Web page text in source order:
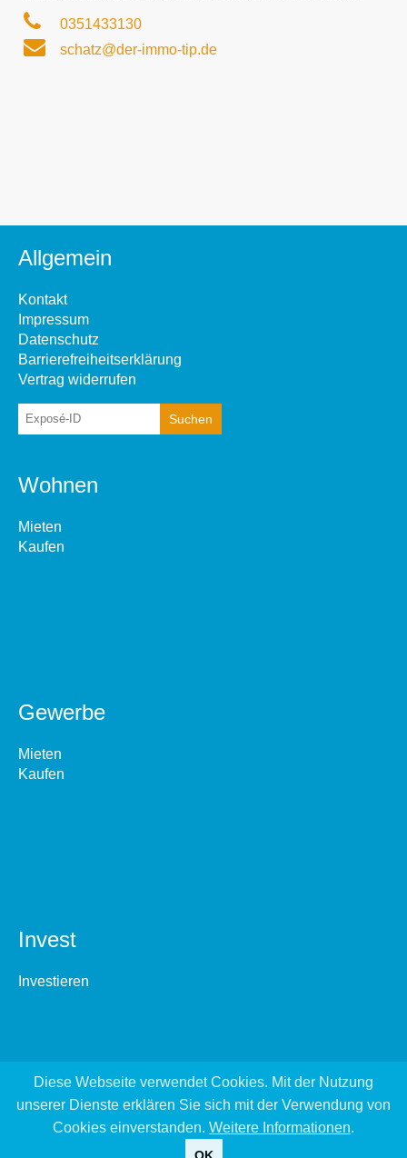
0351433130
schatz@der-immo-tip.de
Allgemein
Kontakt
Impressum
Datenschutz
Barrierefreiheitserklärung
Vertrag widerrufen
Wohnen
Mieten
Kaufen
Gewerbe
Mieten
Kaufen
Invest
Investieren
Diese Webseite verwendet Cookies. Mit der Nutzung
unserer Dienste erklären Sie sich mit der Verwendung von
Cookies einverstanden. Weitere Informationen.